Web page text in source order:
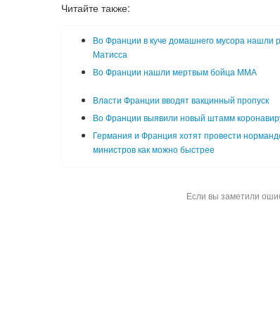
Читайте также:
Во Франции в куче домашнего мусора нашли
Матисса
Во Франции нашли мертвым бойца ММА
Власти Франции вводят вакцинный пропуск
Во Франции выявили новый штамм
Германия и Франция хотят провести
министров как можно быстрее
Если вы заметили